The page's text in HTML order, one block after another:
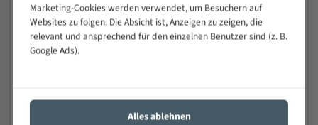
Technische Beschreibung:
Positiver Spanwinkel
Spezielle Zahngeometrie und Zahnteilung
Marketing-Cookies werden verwendet, um Besuchern auf
Websites zu folgen. Die Absicht ist, Anzeigen zu zeigen, die
relevant und ansprechend für den einzelnen Benutzer sind (z. B.
Google Ads).
Alles ablehnen